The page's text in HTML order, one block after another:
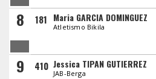
8 181 Maria GARCIA DOMINGUEZ
Atletismo Bikila
9 410 Jessica TIPAN GUTIERREZ
JAB-Berga